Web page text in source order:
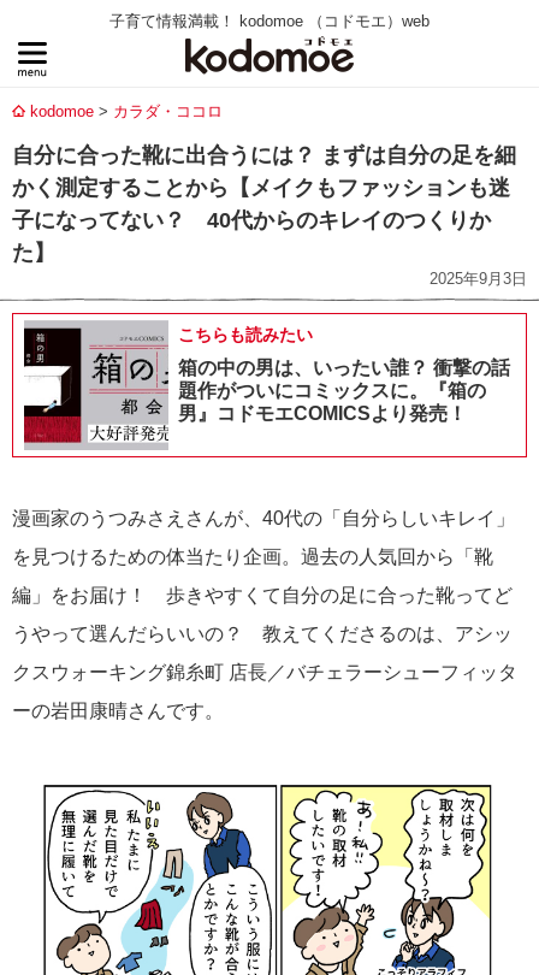
子育て情報満載！ kodomoe （コドモエ）web
kodomoe カラダ・ココロ
自分に合った靴に出合うには？ まずは自分の足を細
かく測定することから【メイクもファッションも迷
子になってない？ 40代からのキレイのつくりか
た】
2025年9月3日
こちらも読みたい
箱の中の男は、いったい誰？ 衝撃の話
題作がついにコミックスに。『箱の
男』コドモエCOMICSより発売！
漫画家のうつみさえさんが、40代の「自分らしいキレイ」
を見つけるための体当たり企画。過去の人気回から「靴
編」をお届け！ 歩きやすくて自分の足に合った靴ってど
うやって選んだらいいの？ 教えてくださるのは、アシッ
クスウォーキング錦糸町 店長／バチェラーシューフィッタ
ーの岩田康晴さんです。